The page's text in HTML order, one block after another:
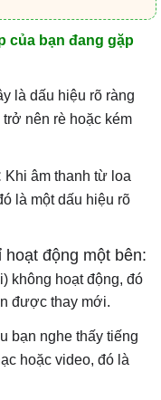
của bạn đang gặp
là dấu hiệu rõ ràng
nên rè hoặc kém
Khi âm thanh từ loa
là một dấu hiệu rõ
động một bên:
không hoạt động, đó
được thay mới.
bạn nghe thấy tiếng
hoặc video, đó là